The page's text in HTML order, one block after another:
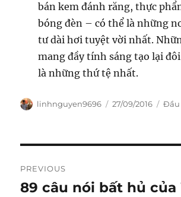
bán kem đánh răng, thực
bóng đèn – có thể là những
tư dài hơi tuyệt vời nhất.
mang đầy tính sáng tạo lại
là những thứ tệ nhất.
Author
linhnguyen9696
Posted
27/09/2016 Đầu
navigation
PREVIOUS
Previous
89 câu nói bất hủ của